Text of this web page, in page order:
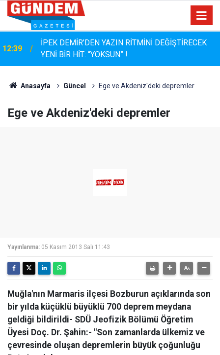
12:04 SGK Borçlarına 72 Aya Kadar Taksit Kolaylığı
Anasayfa Güncel Ege ve Akdeniz'deki depremler
Ege ve Akdeniz'deki depremler
Yayınlanma: 05 Kasım 2013 Salı 11:43
Muğla'nın Marmaris ilçesi Bozburun açıklarında son
bir yılda küçüklü büyüklü 700 deprem meydana
geldiği bildirildi- SDÜ Jeofizik Bölümü Öğretim
Üyesi Doç. Dr. Şahin:- "Son zamanlarda ülkemiz ve
çevresinde oluşan depremlerin büyük çoğunluğu